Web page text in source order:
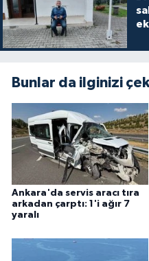
Bunlar da ilginizi
Ankara'da servis aracı tıra
arkadan çarptı: 1'i ağır 7
yaralı